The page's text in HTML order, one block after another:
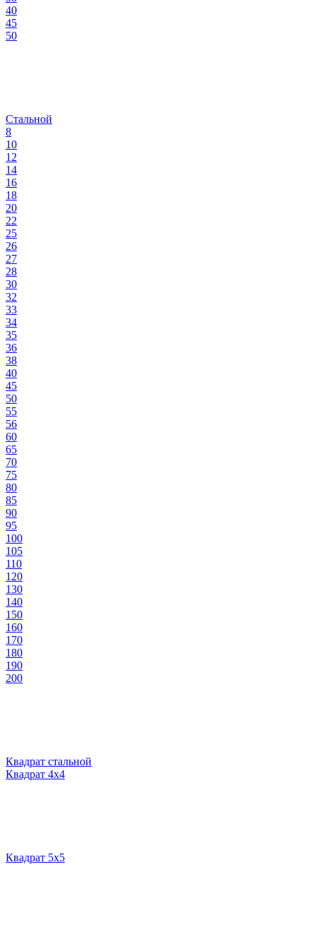
40
45
50
Стальной
8
10
12
14
16
18
20
22
25
26
27
28
30
32
33
34
35
36
38
40
45
50
55
56
60
65
70
75
80
85
90
95
100
105
110
120
130
140
150
160
170
180
190
200
Квадрат стальной
Квадрат 4х4
Квадрат 5х5